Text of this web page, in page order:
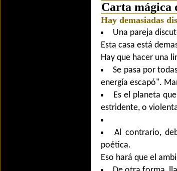
Carta mágica
Hay demasiadas
Una pareja
Esta casa está
Hay que hacer una
Se pasa por
energía escapó".
Es el planeta
estridente, o
Al contrario,
poética.
Eso hará que el